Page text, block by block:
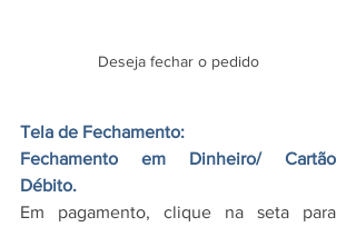
Deseja fechar o pedido
Tela de Fechamento:
Fechamento em Dinheiro/ Cartão
Débito.
Em pagamento, clique na seta para